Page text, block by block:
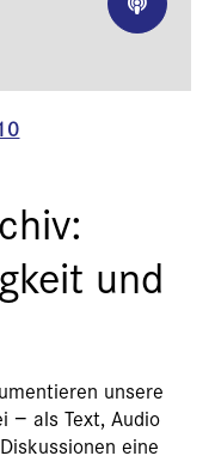
und
unsere
− als Text, Audio
eine